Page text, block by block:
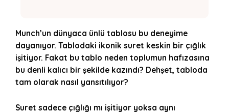
Munch’un dünyaca ünlü tablosu bu deneyime
dayanıyor. Tablodaki ikonik suret keskin bir çığlık
işitiyor. Fakat bu tablo neden toplumun hafızasına
bu denli kalıcı bir şekilde kazındı? Dehşet, tabloda
tam olarak nasıl yansıtılıyor?
Suret sadece çığlığı mı işitiyor yoksa aynı